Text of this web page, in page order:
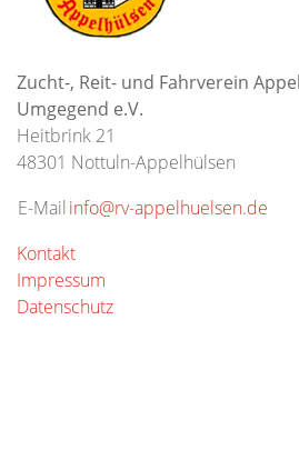
Zucht-, Reit- und Fahrverein
Umgegend e.V.
Heitbrink 21
48301 Nottuln-Appelhülsen
E-Mailinfo@rv-appelhuelsen.de
Kontakt
Impressum
Datenschutz